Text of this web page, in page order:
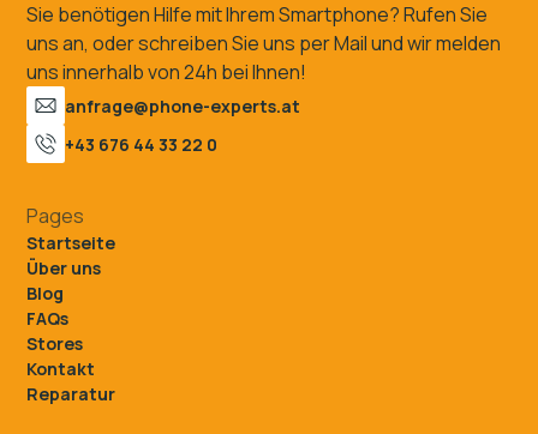
Sie benötigen Hilfe mit Ihrem Smartphone? Rufen Sie
uns an, oder schreiben Sie uns per Mail und wir melden
uns innerhalb von 24h bei Ihnen!
anfrage@phone-experts.at
+43 676 44 33 22 0
Pages
Startseite
Über uns
Blog
FAQs
Stores
Kontakt
Reparatur